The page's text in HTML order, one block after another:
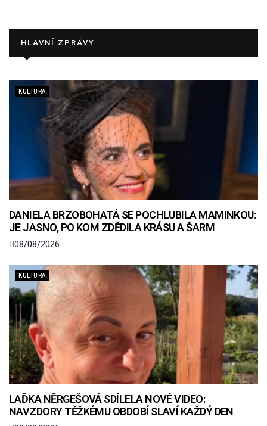
HLAVNÍ ZPRÁVY
KULTURA
DANIELA BRZOBOHATÁ SE POCHLUBILA MAMINKOU:
JE JASNO, PO KOM ZDĚDILA KRÁSU A ŠARM
08/08/2026
KULTURA
LAĎKA NĚRGEŠOVÁ SDÍLELA NOVÉ VIDEO:
NAVZDORY TĚŽKÉMU OBDOBÍ SLAVÍ KAŽDÝ DEN